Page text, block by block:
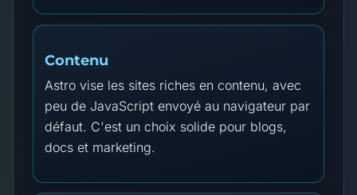
Contenu
Astro vise les sites riches en contenu, avec
peu de JavaScript envoyé au navigateur par
défaut. C'est un choix solide pour blogs,
docs et marketing.